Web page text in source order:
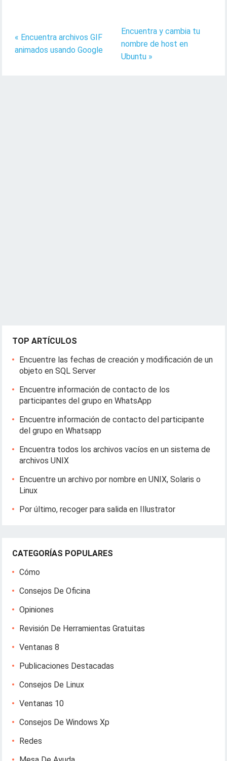
« Encuentra archivos GIF
animados usando Google
Encuentra y cambia tu
nombre de host en
Ubuntu »
TOP ARTÍCULOS
Encuentre las fechas de creación y modificación de un
objeto en SQL Server
Encuentre información de contacto de los
participantes del grupo en WhatsApp
Encuentre información de contacto del participante
del grupo en Whatsapp
Encuentra todos los archivos vacíos en un sistema de
archivos UNIX
Encuentre un archivo por nombre en UNIX, Solaris o
Linux
Por último, recoger para salida en Illustrator
CATEGORÍAS POPULARES
Cómo
Consejos De Oficina
Opiniones
Revisión De Herramientas Gratuitas
Ventanas 8
Publicaciones Destacadas
Consejos De Linux
Ventanas 10
Consejos De Windows Xp
Redes